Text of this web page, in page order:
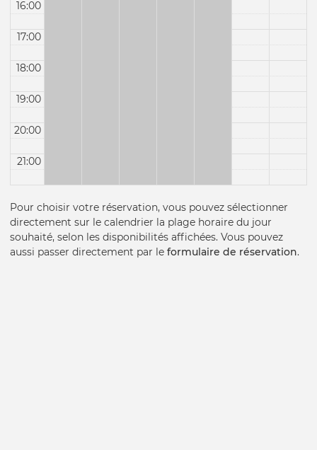
16:00
17:00
18:00
19:00
20:00
21:00
Pour choisir votre réservation, vous pouvez sélectionner
directement sur le calendrier la plage horaire du jour
souhaité, selon les disponibilités affichées. Vous pouvez
aussi passer directement par le formulaire de réservation.